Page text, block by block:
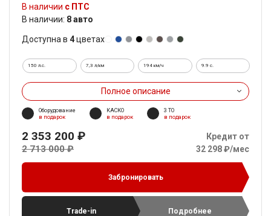
В наличии с ПТС
В наличии: 8 авто
Доступна в 4цветах
150 л.с. 7,3 л/км 194 км/ч 9.9 c.
Полное описание
Оборудование
в подарок
КАСКО
в подарок
3 ТО
в подарок
2 353 200 ₽
2 713 000 ₽
Кредит от
32 298 ₽/мес
Забронировать
Trade-in Подробнее